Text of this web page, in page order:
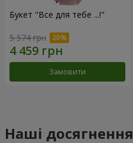
Букет "Все для тебе ...!"
5 574 грн
Замовити
Наші досягнення